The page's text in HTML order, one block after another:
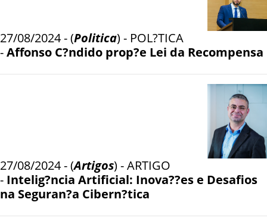
27/08/2024 - (Politica) - POL?TICA
-Affonso C?ndido prop?e Lei da Recompensa
27/08/2024 - (Artigos) - ARTIGO
- Intelig?ncia Artificial: Inova??es e Desafios
na Seguran?a Cibern?tica